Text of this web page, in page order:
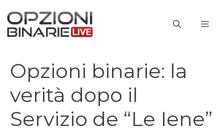
contenuto
Opzioni binarie: la
verità dopo il
Servizio de “Le Iene”